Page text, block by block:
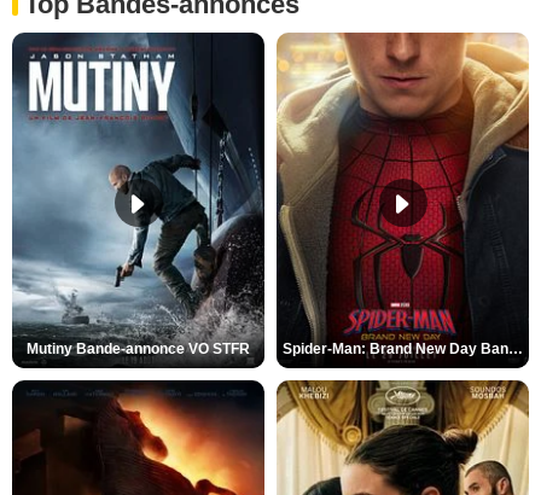
Mutiny Bande-annonce VO STFR Spider-Man: Brand New Day Bande-annonce VO STFR